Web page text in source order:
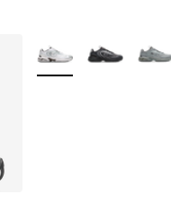
Plus de couleurs